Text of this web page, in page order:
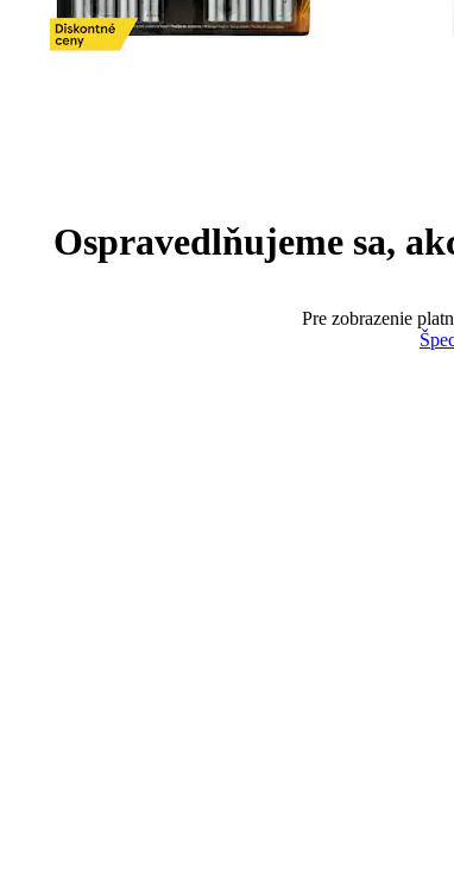
Ospravedlňujeme sa,
Pre zobrazenie